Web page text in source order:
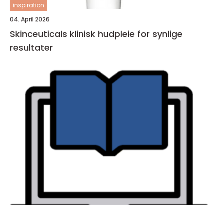
inspiration
04. April 2026
Skinceuticals klinisk hudpleie for synlige
resultater